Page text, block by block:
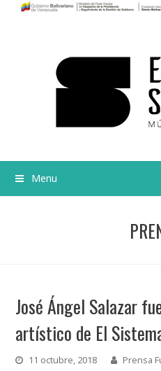
Menu
José Ángel Salazar
artístico de El
11 octubre, 2018
Prensa